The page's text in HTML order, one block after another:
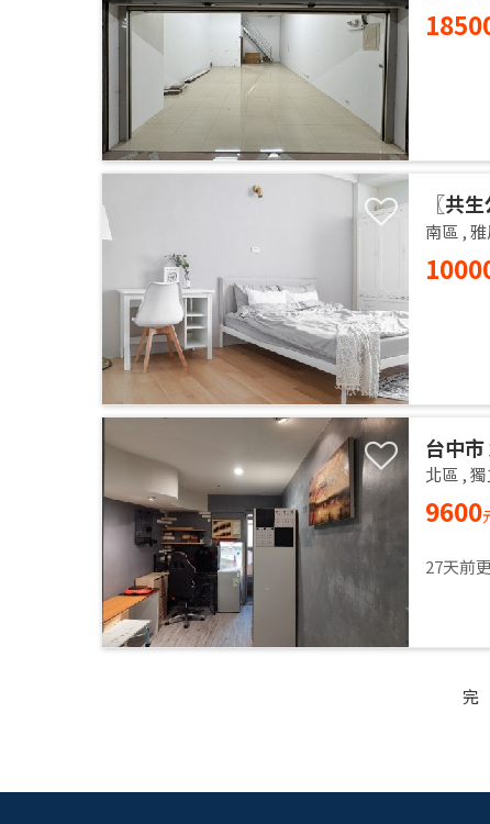
〖共
的居家
南區 ,
台中
14樓
獨洗 不
北區 ,
9600
27天前
完